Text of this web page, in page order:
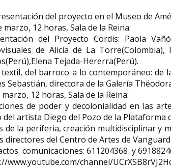
del proyecto en el Museo de
marzo, 12 horas, Sala de la Reina:
del Proyecto Cordis: Paola
de Alicia de La Torre(Colombia),
Tejada-Hererra(Perú).
del barroco a lo contemporáneo: de
Sebastián, directora de la Galería
marzo, 12 horas, Sala de la Reina:
de poder y decolonialidad en las
del artista Diego del Pozo de la Plataforma
de la periferia, creación multidisciplinar y
directores del Centro de Artes de
comunicaciones: 611204368 y
www.youtube.com/channel/